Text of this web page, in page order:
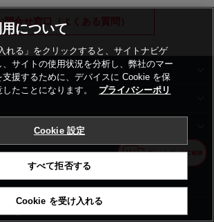
問合せ窓口（よくある質問）
について
れる」をクリックすると、サイトナビゲ
サイトの使用状況を分析し、弊社のマー
援するために、デバイスに Cookie を保
たことになります。
プライバシーポリ
Cookie 設定
すべて拒否する
Cookie を受け入れる